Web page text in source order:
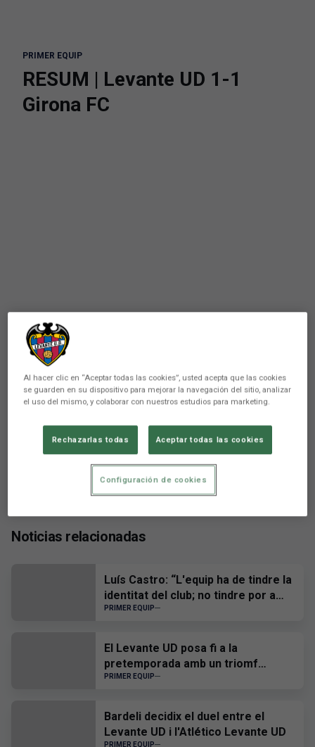
PRIMER EQUIP
RESUM | Levante UD 1-1
Girona FC
There are no reactions yet. Be the first!
Noticias relacionadas
Luís Castro: “L'equip ha de tindre la
identitat del club; no tindre por a
ningú i, quan hàgem de patir, patir
PRIMER EQUIP
El Levante UD posa fi a la
pretemporada amb un triomf
davant el CD Castelló
PRIMER EQUIP
Bardeli decidix el duel entre el
Levante UD i l'Atlético Levante UD
PRIMER EQUIP
Al hacer clic en “Aceptar todas las cookies”, usted acepta que las cookies
se guarden en su dispositivo para mejorar la navegación del sitio, analizar
el uso del mismo, y colaborar con nuestros estudios para marketing.
Rechazarlas todas Aceptar todas las cookies
Configuración de cookies